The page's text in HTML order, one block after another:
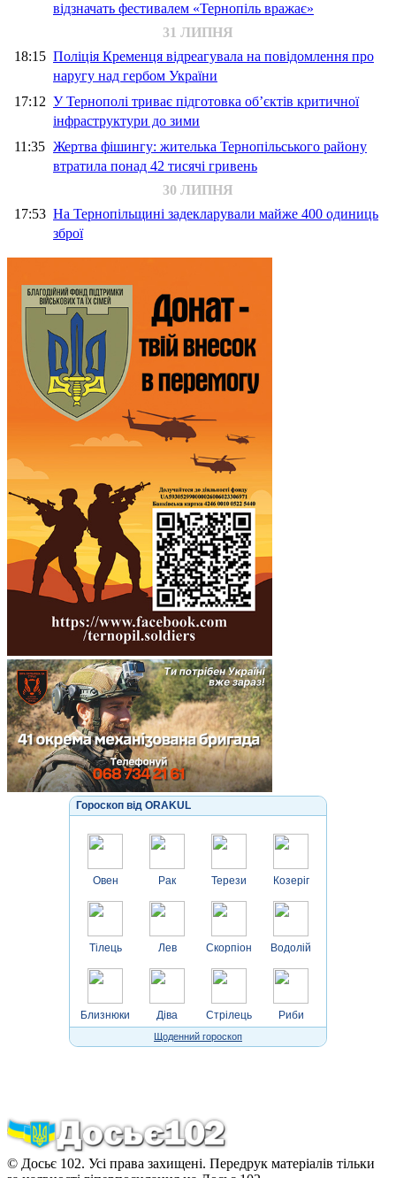
відзначать фестивалем «Тернопіль вражає»
31 ЛИПНЯ
18:15 Поліція Кременця відреагувала на повідомлення про
наругу над гербом України
17:12 У Тернополі триває підготовка об’єктів критичної
інфраструктури до зими
11:35 Жертва фішингу: жителька Тернопільського району
втратила понад 42 тисячі гривень
30 ЛИПНЯ
17:53 На Тернопільщині задекларували майже 400 одиниць
зброї
Гороскоп від ORAKUL
Овен
Тілець
Близнюки
Рак
Лев
Діва
Терези
Скорпіон
Стрілець
Козеріг
Водолій
Риби
Щоденний гороскоп
© Досьє 102. Усі права захищені. Передрук матеріалів тільки